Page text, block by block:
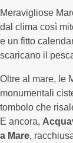
Meravigliose
dal clima così
e un fitto
scaricano il
Oltre al mare, le
monumentali
tombolo che
E ancora,
a Mare,